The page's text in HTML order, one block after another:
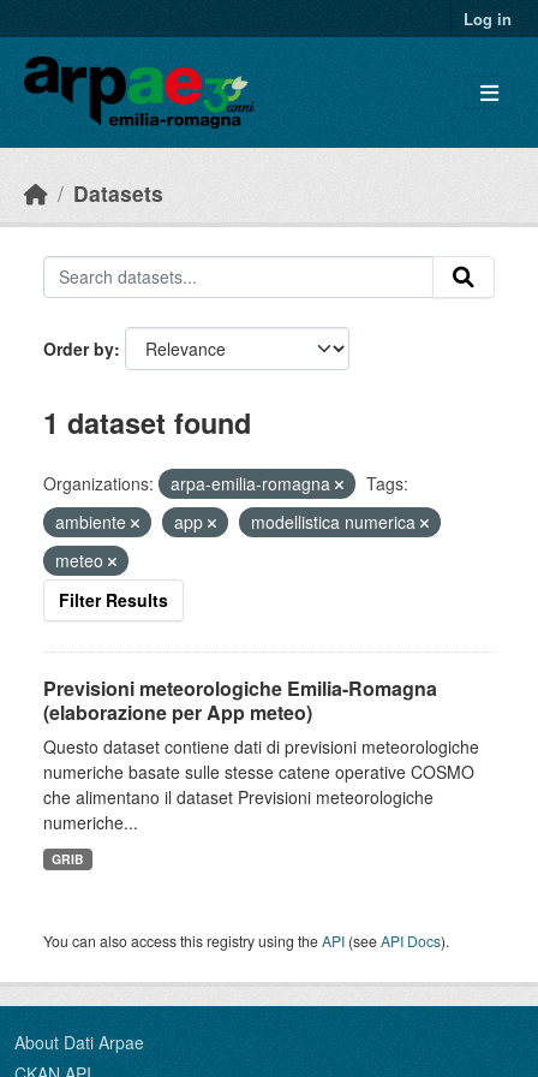
Log in
Datasets
Order by
1 dataset found
Organizations: arpa-emilia-romagna
Tags:
ambiente
app
modellistica numerica
meteo
Filter Results
Previsioni meteorologiche Emilia-Romagna
(elaborazione per App meteo)
Questo dataset contiene dati di previsioni meteorologiche
numeriche basate sulle stesse catene operative COSMO
che alimentano il dataset Previsioni meteorologiche
numeriche...
GRIB
You can also access this registry using theAPI (seeAPI Docs).
About Dati Arpae